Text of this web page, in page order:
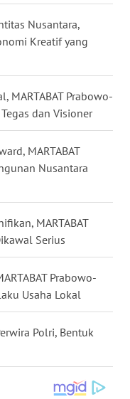
Nusantara,
Kreatif yang
MARTABAT Prabowo-
dan Visioner
MARTABAT
Nusantara
MARTABAT
Serius
Prabowo-
Usaha Lokal
Polri, Bentuk